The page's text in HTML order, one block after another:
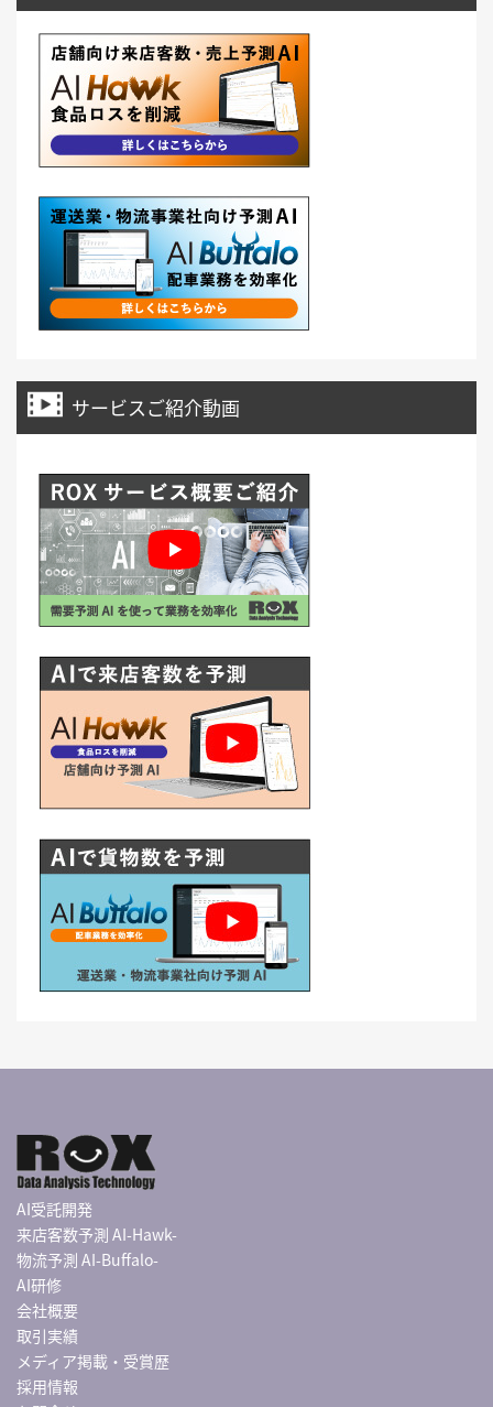
サービスご紹介動画
AI受託開発
来店客数予測 AI-Hawk-
物流予測 AI-Buffalo-
AI研修
会社概要
取引実績
メディア掲載・受賞歴
採用情報